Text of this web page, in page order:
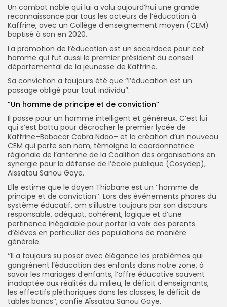
Un combat noble qui lui a valu aujourd’hui une grande
reconnaissance par tous les acteurs de l’éducation à
Kaffrine, avec un Collège d’enseignement moyen (CEM)
baptisé à son en 2020.
La promotion de l’éducation est un sacerdoce pour cet
homme qui fut aussi le premier président du conseil
départemental de la jeunesse de Kaffrine.
Sa conviction a toujours été que ‘’l’éducation est un
passage obligé pour tout individu’’.
”Un homme de principe et de conviction”
Il passe pour un homme intelligent et généreux. C’est lui
qui s’est battu pour décrocher le premier lycée de
Kaffrine–Babacar Cobra Ndao– et la création d’un nouveau
CEM qui porte son nom, témoigne la coordonnatrice
régionale de l’antenne de la Coalition des organisations en
synergie pour la défense de l’école publique (Cosydep),
Aïssatou Sanou Gaye.
Elle estime que le doyen Thiobane est un ‘’homme de
principe et de conviction’’. Lors des événements phares du
système éducatif, om s’illustre toujours par son discours
responsable, adéquat, cohérent, logique et d’une
pertinence inégalable pour porter la voix des parents
d’élèves en particulier des populations de manière
générale.
‘’Il a toujours su poser avec élégance les problèmes qui
gangrènent l’éducation des enfants dans notre zone, à
savoir les mariages d’enfants, l’offre éducative souvent
inadaptée aux réalités du milieu, le déficit d’enseignants,
les effectifs pléthoriques dans les classes, le déficit de
tables bancs’’, confie Aïssatou Sanou Gaye.